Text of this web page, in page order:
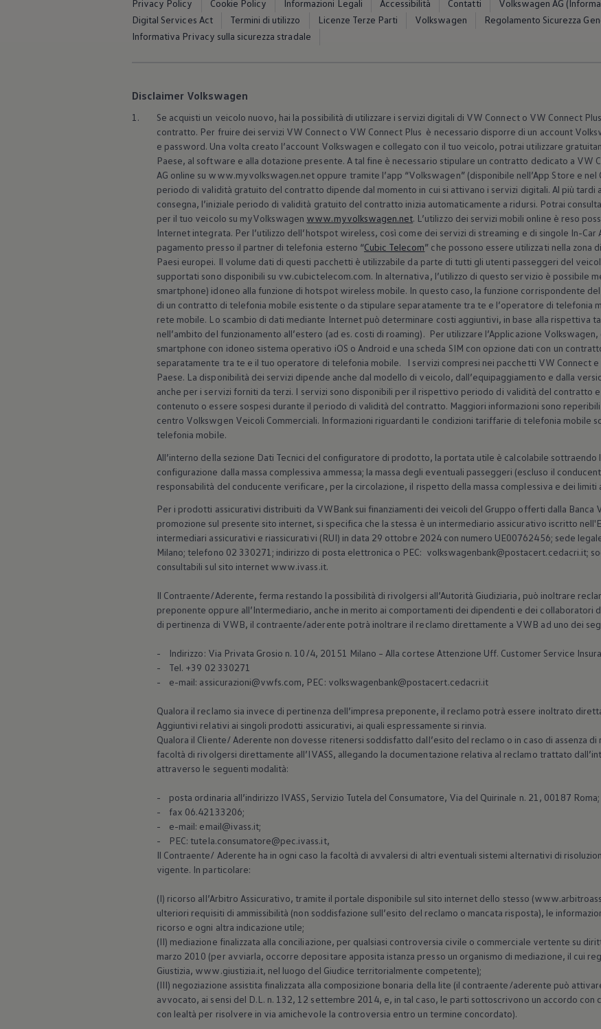
Servizi Finanziari
Progetto Valore Volkswagen
Più Credito
Assicurazione GAP Protezioneventi
Furto e incendio
Sistemi di Identificazione Veicolo
Safe inMotion e Capital Safe +
Allestimenti e personalizzazioni
Allestimenti chiavi in mano
Trasporto persone con disabilità
Mobilità elettrica e Ibrida Plug-In
Guida sui veicoli elettrici e sulle batterie
Soluzioni di ricarica e autonomia
Simulatore del tempo di ricarica
Simulatore dell’autonomia
Ricarica domestica
Ricarica in movimento
Accessori per la ricarica
VW Connect per ID. Buzz
VW Connect per Amarok
VW Connect per Transporter e Caravelle
Sistemi di assistenza alla guida
Aggiornamenti software per ID. Buzz
Car-Net e App-connect
Manutenzione e Servizi
Ricambi, Oli Motore e Fluidi
Ruote e Pneumatici
Servizio Officina Mobile
Finanziamento Save&Care
ID. Buzz al World Ducati Week 2026
Privacy Policy Cookie Policy Informazioni Legali Accessibilità Contatti
Volkswagen AG
Digital Services Act
Termini di utilizzo Licenze Terze Parti Volkswagen Regolamento Sicurezza
Informativa Privacy sulla sicurezza stradale
Disclaimer Volkswagen
1.
Se acquisti un veicolo nuovo, hai la possibilità di utilizzare i servizi digitali di VW Connect o VW Connect
contratto. Per fruire dei servizi VW Connect o VW Connect Plus è necessario disporre di un account
e password. Una volta creato l’account Volkswagen e collegato con il tuo veicolo, potrai utilizzare
Paese, al software e alla dotazione presente. A tal fine è necessario stipulare un contratto dedicato a VW
AG online su www.myvolkswagen.net oppure tramite l’app “Volkswagen” (disponibile nell’App Store e
periodo di validità gratuito del contratto dipende dal momento in cui si attivano i servizi digitali. Al più tardi
consegna, l’iniziale periodo di validità gratuito del contratto inizia automaticamente a ridursi. Potrai
per il tuo veicolo su myVolkswagen www.myvolkswagen.net. L’utilizzo dei servizi mobili online è reso
Internet integrata. Per l’utilizzo dell’hotspot wireless, così come dei servizi di streaming e di singole In-
pagamento presso il partner di telefonia esterno “Cubic Telecom” che possono essere utilizzati nella zona
Paesi europei. Il volume dati di questi pacchetti è utilizzabile da parte di tutti gli utenti passeggeri del
supportati sono disponibili su vw.cubictelecom.com. In alternativa, l’utilizzo di questo servizio è possibile
smartphone) idoneo alla funzione di hotspot wireless mobile. In questo caso, la funzione corrispondente
di un contratto di telefonia mobile esistente o da stipulare separatamente tra te e l’operatore di telefonia
rete mobile. Lo scambio di dati mediante Internet può determinare costi aggiuntivi, in base alla rispettiva
nell’ambito del funzionamento all’estero (ad es. costi di roaming). Per utilizzare l’Applicazione Volkswagen,
smartphone con idoneo sistema operativo iOS o Android e una scheda SIM con opzione dati con un
separatamente tra te e il tuo operatore di telefonia mobile. I servizi compresi nei pacchetti VW Connect e
Paese. La disponibilità dei servizi dipende anche dal modello di veicolo, dall’equipaggiamento e dalla
anche per i servizi forniti da terzi. I servizi sono disponibili per il rispettivo periodo di validità del contratto
contenuto o essere sospesi durante il periodo di validità del contratto. Maggiori informazioni sono reperibili
centro Volkswgen Veicoli Commerciali. Informazioni riguardanti le condizioni tariffarie di telefonia mobile
telefonia mobile.
All’interno della sezione Dati Tecnici del configuratore di prodotto, la portata utile è calcolabile
configurazione dalla massa complessiva ammessa; la massa degli eventuali passeggeri (escluso il
responsabilità del conducente verificare, per la circolazione, il rispetto della massa complessiva e dei limiti
Per i prodotti assicurativi distribuiti da VWBank sui finanziamenti dei veicoli del Gruppo offerti dalla Banca
promozione sul presente sito internet, si specifica che la stessa è un intermediario assicurativo iscritto
intermediari assicurativi e riassicurativi (RUI) in data 29 ottobre 2024 con numero UE00762456; sede
Milano; telefono 02 330271; indirizzo di posta elettronica o PEC: volkswagenbank@postacert.cedacri.it;
consultabili sul sito internet www.ivass.it.
Il Contraente/Aderente, ferma restando la possibilità di rivolgersi all’Autorità Giudiziaria, può inoltrare
preponente oppure all’Intermediario, anche in merito ai comportamenti dei dipendenti e dei collaboratori
di pertinenza di VWB, il contraente/aderente potrà inoltrare il reclamo direttamente a VWB ad uno dei
- Indirizzo: Via Privata Grosio n. 10/4, 20151 Milano – Alla cortese Attenzione Uff. Customer Service
- Tel. +39 02 330271
- e-mail: assicurazioni@vwfs.com, PEC: volkswagenbank@postacert.cedacri.it
Qualora il reclamo sia invece di pertinenza dell’impresa preponente, il reclamo potrà essere inoltrato
Aggiuntivi relativi ai singoli prodotti assicurativi, ai quali espressamente si rinvia.
Qualora il Cliente/ Aderente non dovesse ritenersi soddisfatto dall’esito del reclamo o in caso di assenza
facoltà di rivolgersi direttamente all’IVASS, allegando la documentazione relativa al reclamo trattato
attraverso le seguenti modalità:
- posta ordinaria all’indirizzo IVASS, Servizio Tutela del Consumatore, Via del Quirinale n. 21, 00187 Roma;
- fax 06.42133206;
- e-mail: email@ivass.it;
- PEC: tutela.consumatore@pec.ivass.it,
Il Contraente/ Aderente ha in ogni caso la facoltà di avvalersi di altri eventuali sistemi alternativi di
vigente. In particolare:
(I) ricorso all’Arbitro Assicurativo, tramite il portale disponibile sul sito internet dello stesso
ulteriori requisiti di ammissibilità (non soddisfazione sull’esito del reclamo o mancata risposta), le
ricorso e ogni altra indicazione utile;
(II) mediazione finalizzata alla conciliazione, per qualsiasi controversia civile o commerciale vertente su
marzo 2010 (per avviarla, occorre depositare apposita istanza presso un organismo di mediazione, il cui
Giustizia, www.giustizia.it, nel luogo del Giudice territorialmente competente);
(III) negoziazione assistita finalizzata alla composizione bonaria della lite (il contraente/aderente può
avvocato, ai sensi del D.L. n. 132, 12 settembre 2014, e, in tal caso, le parti sottoscrivono un accordo con
con lealtà per risolvere in via amichevole la controversia entro un termine concordato).